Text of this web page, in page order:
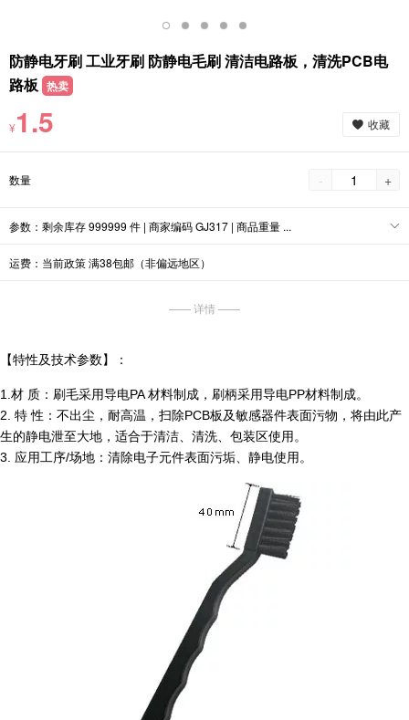
防静电牙刷 工业牙刷 防静电毛刷 清洁电路板，清洗PCB电
路板 热卖
¥1.5 收藏
数量 - +
参数：剩余库存 999999 件 | 商家编码 GJ317 | 商品重量 ...
运费：当前政策 满38包邮（非偏远地区）
—— 详情 ——
【特性及技术参数】：
1.材 质：刷毛采用导电PA 材料制成，刷柄采用导电PP材料制成。
2. 特 性：不出尘，耐高温，扫除PCB板及敏感器件表面污物，将由此产
生的静电泄至大地，适合于清洁、清洗、包装区使用。
3. 应用工序/场地：清除电子元件表面污垢、静电使用。